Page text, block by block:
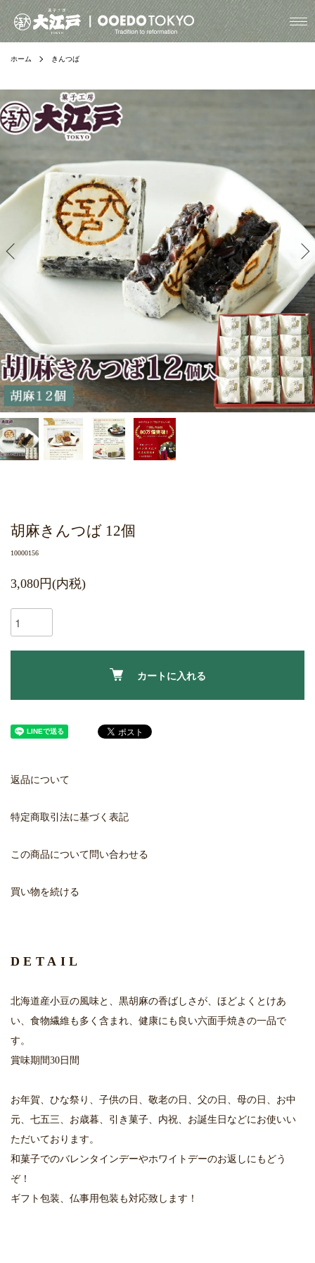
ホーム きんつば
胡麻きんつば 12個
10000156
3,080円(内税)
カートに入れる
返品について
特定商取引法に基づく表記
この商品について問い合わせる
買い物を続ける
DETAIL
北海道産小豆の風味と、黒胡麻の香ばしさが、ほどよくとけあ
い、食物繊維も多く含まれ、健康にも良い六面手焼きの一品で
す。
賞味期間30日間
お年賀、ひな祭り、子供の日、敬老の日、父の日、母の日、お中
元、七五三、お歳暮、引き菓子、内祝、お誕生日などにお使いい
ただいております。
和菓子でのバレンタインデーやホワイトデーのお返しにもどう
ぞ！
ギフト包装、仏事用包装も対応致します！